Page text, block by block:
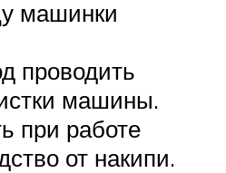
машинки
проводить
машины.
при работе
от накипи.